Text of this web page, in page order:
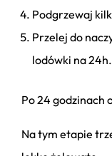
Podgrzewaj
Przelej do
lodówki na 24h.
Po 24 godzinach
Na tym etapie